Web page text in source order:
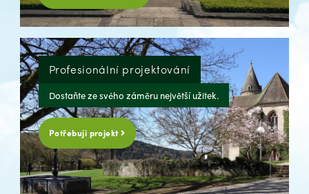
Profesionální projektování
Dostaňte ze svého záměru největší užitek.
Potřebuji projekt